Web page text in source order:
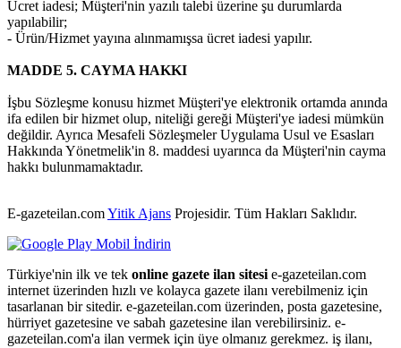
Ücret iadesi; Müşteri'nin yazılı talebi üzerine şu durumlarda
yapılabilir;
- Ürün/Hizmet yayına alınmamışsa ücret iadesi yapılır.
MADDE 5. CAYMA HAKKI
İşbu Sözleşme konusu hizmet Müşteri'ye elektronik ortamda anında
ifa edilen bir hizmet olup, niteliği gereği Müşteri'ye iadesi mümkün
değildir. Ayrıca Mesafeli Sözleşmeler Uygulama Usul ve Esasları
Hakkında Yönetmelik'in 8. maddesi uyarınca da Müşteri'nin cayma
hakkı bulunmamaktadır.
E-gazeteilan.comYitik Ajans Projesidir. Tüm Hakları Saklıdır.
Türkiye'nin ilk ve tek online gazete ilan sitesi e-gazeteilan.com
internet üzerinden hızlı ve kolayca gazete ilanı verebilmeniz için
tasarlanan bir sitedir. e-gazeteilan.com üzerinden, posta gazetesine,
hürriyet gazetesine ve sabah gazetesine ilan verebilirsiniz. e-
gazeteilan.com'a ilan vermek için üye olmanız gerekmez. iş ilanı,